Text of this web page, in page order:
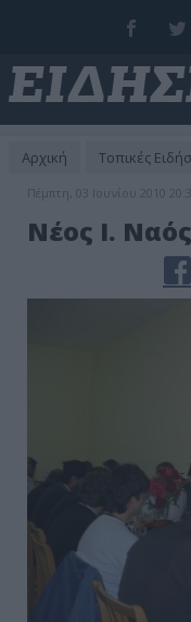
Αρχική Τοπικές
Πέμπτη, 03 Ιουνίου 2010
Νέος Ι.